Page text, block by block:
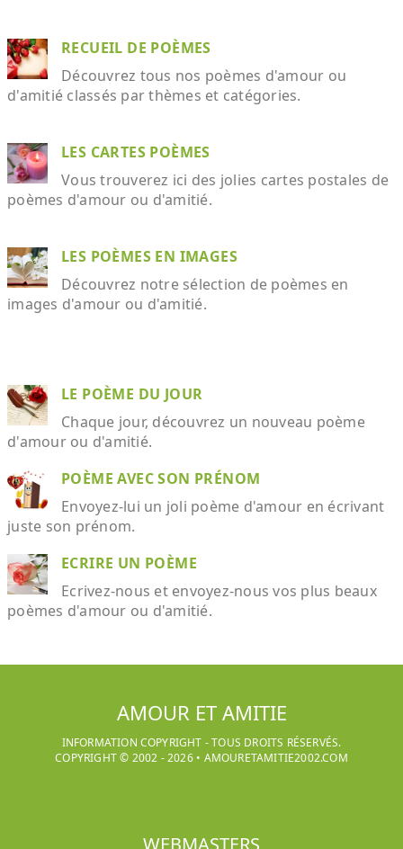
RECUEIL DE POÈMES
Découvrez tous nos poèmes d'amour ou
d'amitié classés par thèmes et catégories.
LES CARTES POÈMES
Vous trouverez ici des jolies cartes postales de
poèmes d'amour ou d'amitié.
LES POÈMES EN IMAGES
Découvrez notre sélection de poèmes en
images d'amour ou d'amitié.
LE POÈME DU JOUR
Chaque jour, découvrez un nouveau poème
d'amour ou d'amitié.
POÈME AVEC SON PRÉNOM
Envoyez-lui un joli poème d'amour en écrivant
juste son prénom.
ECRIRE UN POÈME
Ecrivez-nous et envoyez-nous vos plus beaux
poèmes d'amour ou d'amitié.
AMOUR ET AMITIE
INFORMATION COPYRIGHT - TOUS DROITS RÉSERVÉS.
COPYRIGHT © 2002 -2026• AMOURETAMITIE2002.COM
WEBMASTERS